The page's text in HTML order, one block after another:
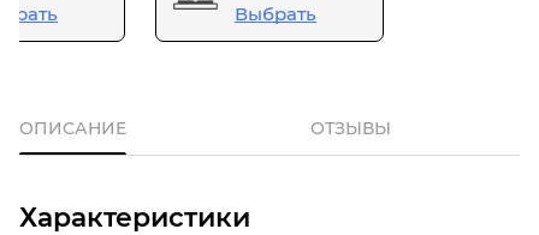
Выбрать
ОПИСАНИЕ ОТЗЫВЫ
Характеристики